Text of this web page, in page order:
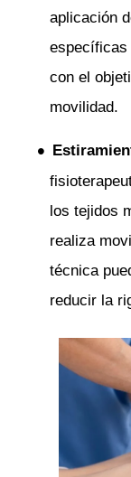
aplicación
específicas
con el
movilidad.
los tejidos
realiza
técnica
reducir la